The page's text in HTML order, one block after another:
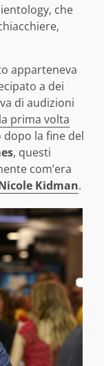
che
apparteneva
a dei
di audizioni
prima volta
la fine del
, questi
com’era
Kidman.